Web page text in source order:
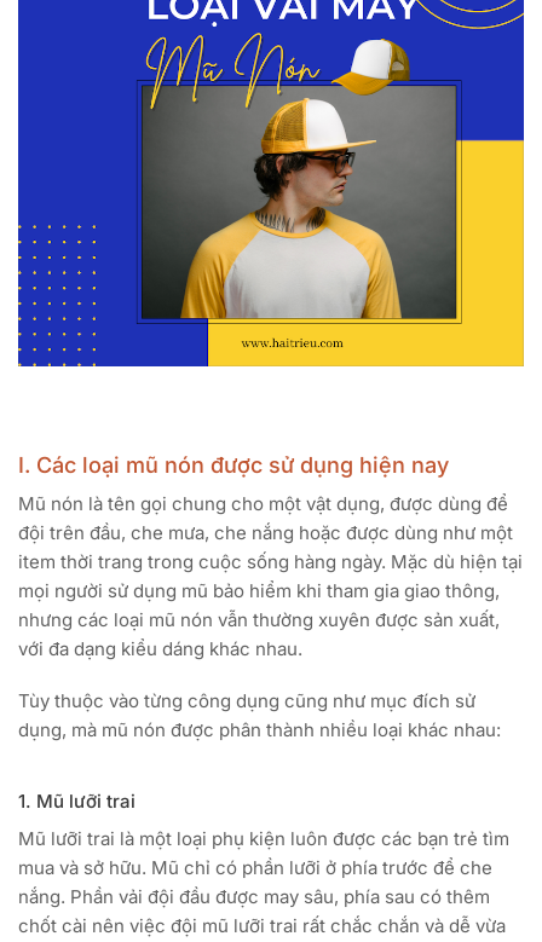
I. Các loại mũ nón được sử dụng hiện nay
Mũ nón là tên gọi chung cho một vật dụng, được dùng để
đội trên đầu, che mưa, che nắng hoặc được dùng như một
item thời trang trong cuộc sống hàng ngày. Mặc dù hiện tại
mọi người sử dụng mũ bảo hiểm khi tham gia giao thông,
nhưng các loại mũ nón vẫn thường xuyên được sản xuất,
với đa dạng kiểu dáng khác nhau.
Tùy thuộc vào từng công dụng cũng như mục đích sử
dụng, mà mũ nón được phân thành nhiều loại khác nhau:
1. Mũ lưỡi trai
Mũ lưỡi trai là một loại phụ kiện luôn được các bạn trẻ tìm
mua và sở hữu. Mũ chỉ có phần lưỡi ở phía trước để che
nắng. Phần vải đội đầu được may sâu, phía sau có thêm
chốt cài nên việc đội mũ lưỡi trai rất chắc chắn và dễ vừa